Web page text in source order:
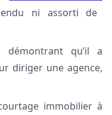
ni assorti de
démontrant qu’il a
diriger une agence,
immobilier à